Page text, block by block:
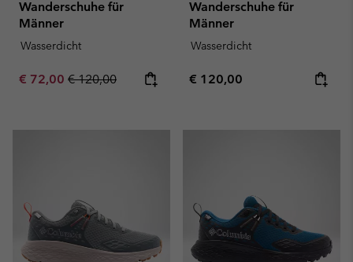
Wanderschuhe für
Männer
Wasserdicht
Sale price:
€ 72,00 Regular price:
€ 120,00
Wanderschuhe für
Männer
Wasserdicht
Regular price:
€ 120,00